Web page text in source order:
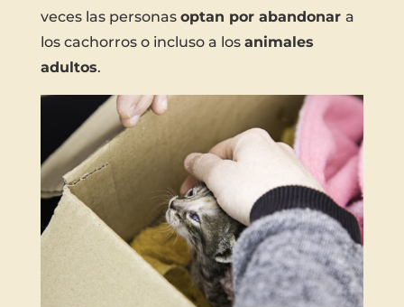
veces las personas optan por abandonar a
los cachorros o incluso a los animales
adultos.